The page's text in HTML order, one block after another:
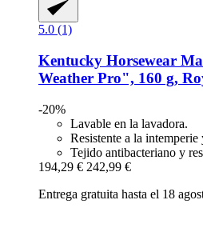
5.0 (1)
Kentucky Horsewear
Weather Pro", 160 g,
-20%
Lavable en la lavadora.
Resistente a la intemperie
Tejido antibacteriano y
194,29 € 242,99 €
Entrega gratuita hasta el 18